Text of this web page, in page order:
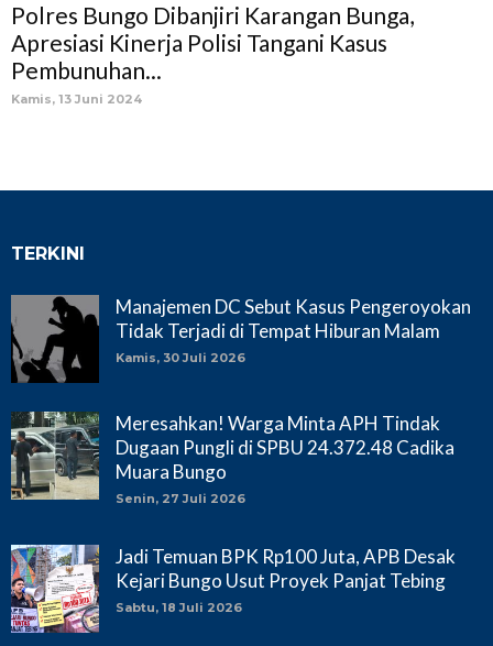
Polres Bungo Dibanjiri Karangan Bunga,
Apresiasi Kinerja Polisi Tangani Kasus
Pembunuhan...
Kamis, 13 Juni 2024
TERKINI
Manajemen DC Sebut Kasus Pengeroyokan
Tidak Terjadi di Tempat Hiburan Malam
Kamis, 30 Juli 2026
Meresahkan! Warga Minta APH Tindak
Dugaan Pungli di SPBU 24.372.48 Cadika
Muara Bungo
Senin, 27 Juli 2026
Jadi Temuan BPK Rp100 Juta, APB Desak
Kejari Bungo Usut Proyek Panjat Tebing
Sabtu, 18 Juli 2026